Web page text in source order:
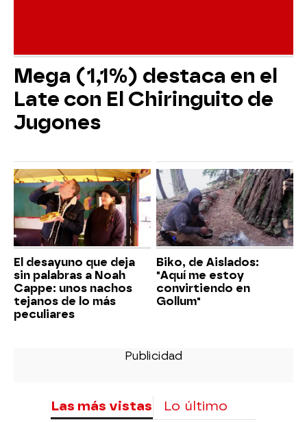
Mega (1,1%) destaca en el
Late con El Chiringuito de
Jugones
El desayuno que deja
sin palabras a Noah
Cappe: unos nachos
tejanos de lo más
peculiares
Biko, de Aislados:
"Aquí me estoy
convirtiendo en
Gollum"
Las más vistas Lo último